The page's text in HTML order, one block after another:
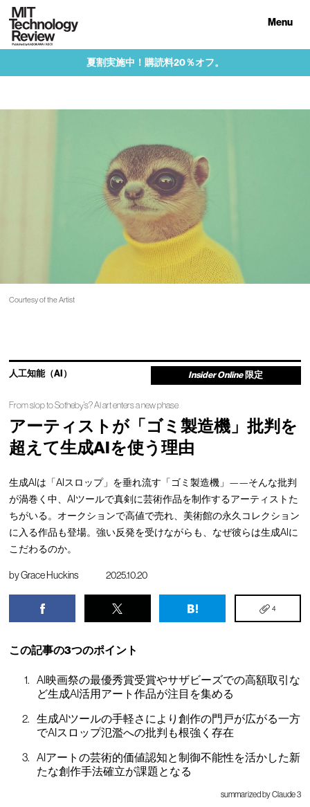
Menu
夏割実施中！購読料20％オフ。
Courtesy of the Artist
人工知能（AI） Insider Online 限定
From slop to Sotheby's? AI art enters a new phase
アーティストが「ゴミ製造機」批判を
超えて生成AIを使う理由
生成AIは「AIスロップ」を垂れ流す「ゴミ製造機」——そんな批判
が渦巻く中、AIツールで真剣に芸術作品を制作するアーティストた
ちがいる。オークションで高値で売れ、美術館の永久コレクション
に入る作品も登場。強い反発を受けながらも、なぜ彼らは生成AIに
こだわるのか。
byGrace Huckins 2025.10.20
4
この記事の3つのポイント
AI映画祭の最優秀賞受賞やサザビーズでの高額取引な
ど生成AI活用アート作品が注目を集める
生成AIツールの手軽さにより創作の門戸が広がる一方
でAIスロップ氾濫への批判も根強く存在
AIアートの芸術的価値認知と制御不能性を活かした新
たな創作手法確立が課題となる
summarized by Claude 3